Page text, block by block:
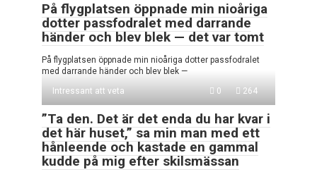
På flygplatsen öppnade min nioåriga
dotter passfodralet med darrande
händer och blev blek — det var tomt
På flygplatsen öppnade min nioåriga dotter passfodralet
med darrande händer och blev blek —
Intressant att veta
0 264
”Ta den. Det är det enda du har kvar i
det här huset,” sa min man med ett
hånleende och kastade en gammal
kudde på mig efter skilsmässan